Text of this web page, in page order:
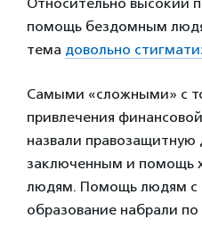
Относительно высокий
помощь бездомным
тема довольно
Самыми «сложными» с
привлечения
назвали
заключенным и помощь
людям. Помощь людям с
образование набрали по